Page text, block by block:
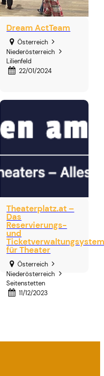
Dream ActTeam
Österreich
Niederösterreich
Lilienfeld
22/01/2024
Theaterplatz.at –
Das
Reservierungs-
und
für Theater
Österreich
Niederösterreich
Seitenstetten
11/12/2023